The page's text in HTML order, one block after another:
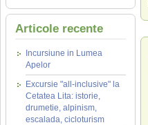
Articole recente
Incursiune in Lumea
Apelor
Excursie "all-inclusive" la
Cetatea Lita: istorie,
drumetie, alpinism,
escalada, cicloturism